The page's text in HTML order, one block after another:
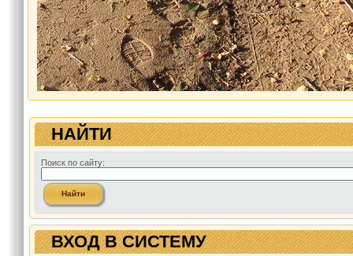
НАЙТИ
Поиск по сайту:
ВХОД В СИСТЕМУ